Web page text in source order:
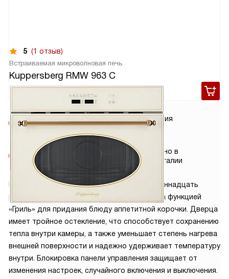
5 (1 отзыв)
Встраиваемая микроволновая печь
Kuppersberg RMW 963 C
104 590руб.
Условия
доставки
Установка
от 3900 руб.
Гарантия
2 года
Сделано в
Португалии
Микроволновая печь RMW 963 C имеет одиннадцать
режимов приготовления. Модель оснащена функцией
«Гриль» для придания блюду аппетитной корочки. Дверца
имеет тройное остекление, что способствует сохранению
тепла внутри камеры, а также уменьшает степень нагрева
внешней поверхности и надежно удерживает температуру
внутри. Блокировка панели управления защищает от
изменения настроек, случайного включения и выключения.